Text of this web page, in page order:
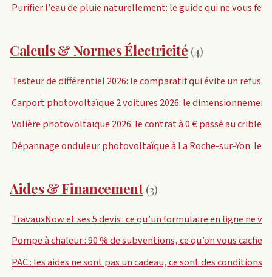
Purifier l’eau de pluie naturellement: le guide qui ne vous
Calculs & Normes Électricité (4)
Testeur de différentiel 2026: le comparatif qui évite un refus
Carport photovoltaïque 2 voitures 2026: le
Volière photovoltaïque 2026: le contrat à 0 € passé au crible
Dépannage onduleur photovoltaïque à La Roche-sur-Yon: le
Aides & Financement (3)
TravauxNow et ses 5 devis : ce qu’un formulaire en ligne ne
Pompe à chaleur : 90 % de subventions, ce qu’on vous cache
PAC : les aides ne sont pas un cadeau, ce sont des conditions